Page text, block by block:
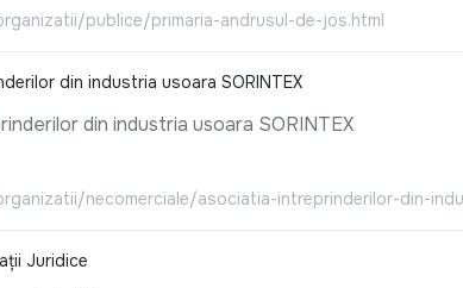
publice/primaria-andrusul-de-jos.html
din industria usoara SORINTEX
din industria usoara SORINTEX
necomerciale/asociatia-intreprinderilor-din-
Juridice